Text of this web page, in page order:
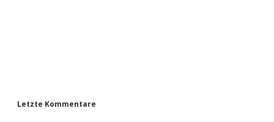
Letzte Kommentare